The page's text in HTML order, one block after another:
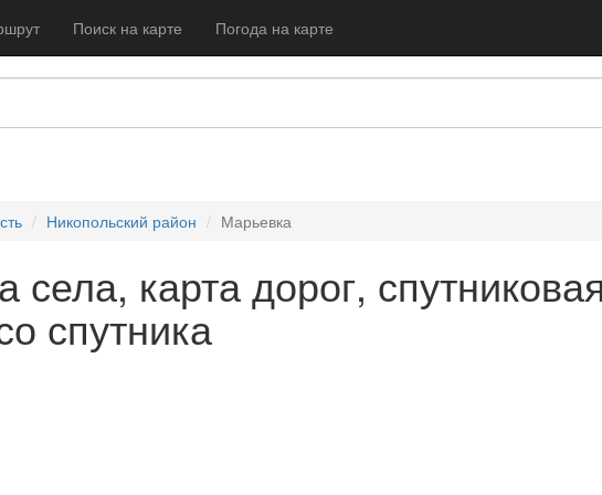
Поиск на карте Погода на карте
Никопольский район Марьевка
села, карта дорог,
спутника